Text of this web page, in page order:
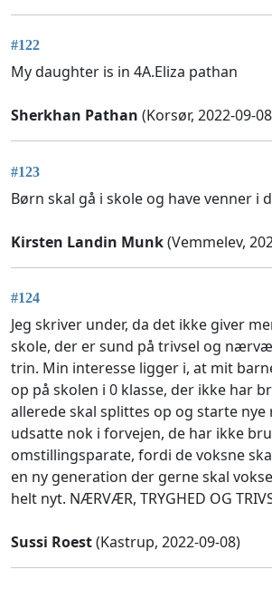
#122
My daughter is in 4A.Eliza pathan
Sherkhan Pathan (Korsør, 2022-09-
#123
Børn skal gå i skole og have venner i
Kirsten Landin Munk(Vemmelev,
#124
Jeg skriver under, da det ikke giver
skole, der er sund på trivsel og
trin. Min interesse ligger i, at mit
op på skolen i 0 klasse, der ikke har
allerede skal splittes op og starte nye
udsatte nok i forvejen, de har ikke
omstillingsparate, fordi de voksne
en ny generation der gerne skal
helt nyt. NÆRVÆR, TRYGHED OG
Sussi Roest(Kastrup, 2022-09-08)